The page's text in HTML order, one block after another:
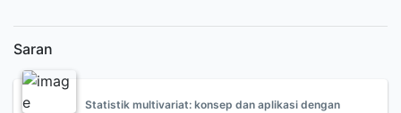
Saran
Statistik multivariat: konsep dan aplikasi dengan